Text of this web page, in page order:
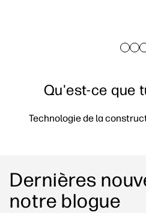
Qu'est-ce que
Technologie de la
Dernières
notre blogue